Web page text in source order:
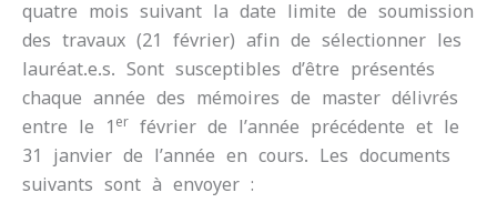
quatre mois suivant la date limite de soumission
des travaux (21 février) afin de sélectionner les
lauréat.e.s. Sont susceptibles d’être présentés
chaque année des mémoires de master délivrés
entre le 1 er
février de l’année précédente et le
31 janvier de l’année en cours. Les documents
suivants sont à envoyer :